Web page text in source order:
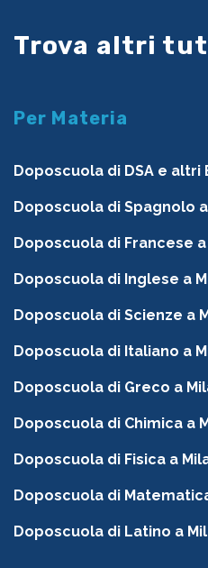
Trova altri
Per Materia
Doposcuola di DSA e altri
Doposcuola di Spagnolo
Doposcuola di Francese a
Doposcuola di Inglese a
Doposcuola di Scienze a
Doposcuola di Italiano a
Doposcuola di Greco a
Doposcuola di Chimica a
Doposcuola di Fisica a
Doposcuola di
Doposcuola di Latino a